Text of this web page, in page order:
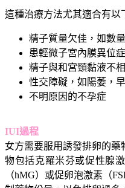
這種治療方法尤其適合有以
精子質量欠佳，如數
患輕微子宮內膜異位症
精子與和宮頸黏液不
性交障礙，如陽萎，
不明原因的不孕症
IUI過程
女方需要服用誘發排卵的
物包括克羅米芬或促性腺
（hMG）或促卵泡激素（